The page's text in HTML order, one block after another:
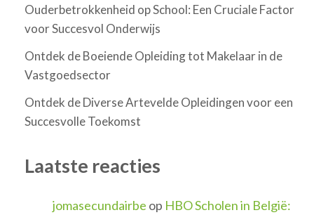
Ouderbetrokkenheid op School: Een Cruciale Factor
voor Succesvol Onderwijs
Ontdek de Boeiende Opleiding tot Makelaar in de
Vastgoedsector
Ontdek de Diverse Artevelde Opleidingen voor een
Succesvolle Toekomst
Laatste reacties
jomasecundairbe op HBO Scholen in België: